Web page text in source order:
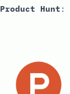
Product Hunt :